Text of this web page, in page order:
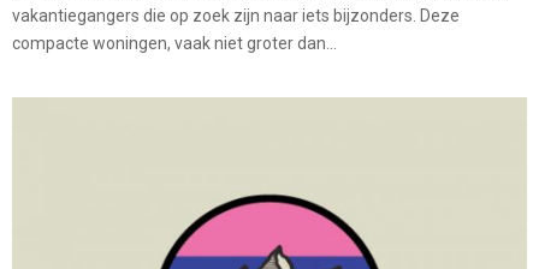
vakantiegangers die op zoek zijn naar iets bijzonders. Deze
compacte woningen, vaak niet groter dan...